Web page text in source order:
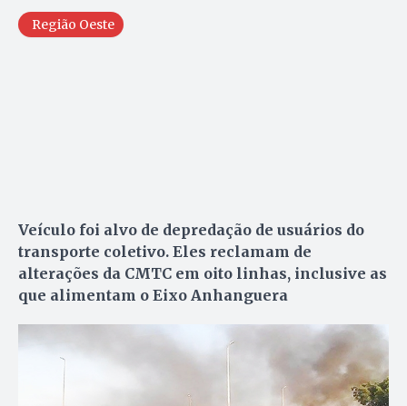
Região Oeste
Veículo foi alvo de depredação de usuários do
transporte coletivo. Eles reclamam de
alterações da CMTC em oito linhas, inclusive as
que alimentam o Eixo Anhanguera